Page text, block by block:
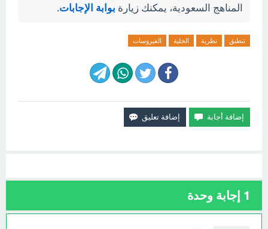
المناهج السعودية، يمكنك زيارة بوابة الإجابات.
تنطبق نظرية الخلية الفيروسات
1 إجابة وحدة